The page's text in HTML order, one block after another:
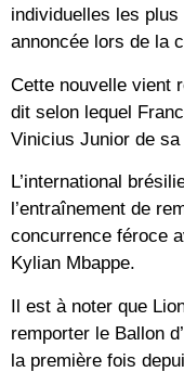
individuelles les
annoncée lors de la
Cette nouvelle vient
dit selon lequel
Vinicius Junior de sa
L’international
l’entraînement de
concurrence féroce
Kylian Mbappe.
Il est à noter que
remporter le Ballon
la première fois